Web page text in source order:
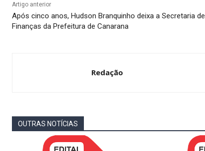
Artigo anterior
Após cinco anos, Hudson Branquinho deixa a Secretaria de
Finanças da Prefeitura de Canarana
Redação
OUTRAS NOTÍCIAS